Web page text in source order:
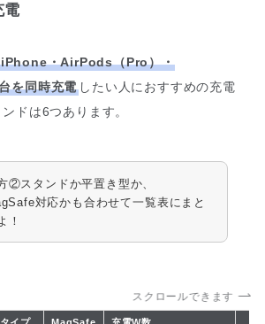
電
・AirPods（Pro）・
を同時充電 したい人におすすめの充電
ドは6つあります。
②スタンドか平置き型か、
対応かも合わせて一覧表にまと
！
スクロールできます